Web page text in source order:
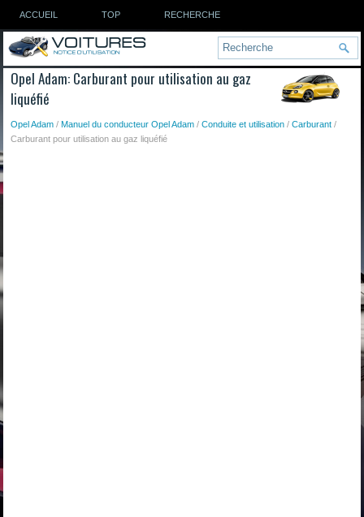
ACCUEIL TOP RECHERCHE
Opel Adam: Carburant pour utilisation au gaz
liquéfié
Opel Adam /Manuel du conducteur Opel Adam /Conduite et utilisation /Carburant /
Carburant pour utilisation au gaz liquéfié